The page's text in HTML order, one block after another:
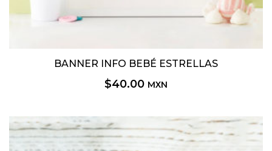
BANNER INFO BEBÉ ESTRELLAS
$40.00 MXN